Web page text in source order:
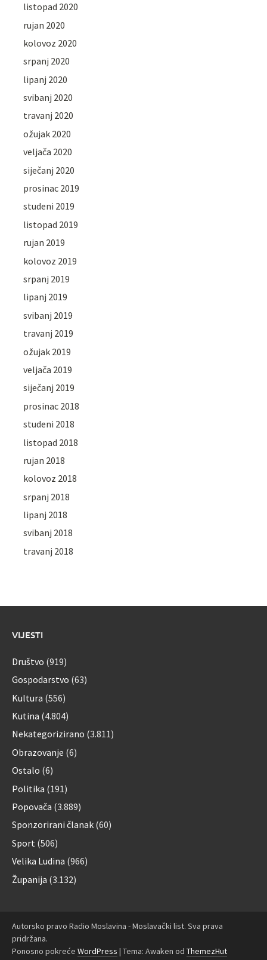
listopad 2020
rujan 2020
kolovoz 2020
srpanj 2020
lipanj 2020
svibanj 2020
travanj 2020
ožujak 2020
veljača 2020
siječanj 2020
prosinac 2019
studeni 2019
listopad 2019
rujan 2019
kolovoz 2019
srpanj 2019
lipanj 2019
svibanj 2019
travanj 2019
ožujak 2019
veljača 2019
siječanj 2019
prosinac 2018
studeni 2018
listopad 2018
rujan 2018
kolovoz 2018
srpanj 2018
lipanj 2018
svibanj 2018
travanj 2018
VIJESTI
Društvo (919)
Gospodarstvo (63)
Kultura (556)
Kutina (4.804)
Nekategorizirano (3.811)
Obrazovanje (6)
Ostalo (6)
Politika (191)
Popovača (3.889)
Sponzorirani članak (60)
Sport (506)
Velika Ludina (966)
Županija (3.132)
Autorsko pravo Radio Moslavina - Moslavački list. Sva prava
pridržana.
Ponosno pokreće WordPress | Tema: Awaken od ThemezHut